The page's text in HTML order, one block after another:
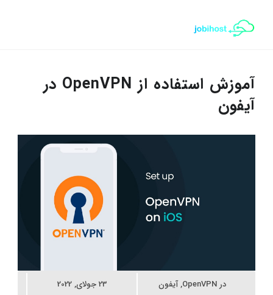
آموزش استفاده از OpenVPN در
آیفون
23 جولای, 2022 در OpenVPN
,آیفون